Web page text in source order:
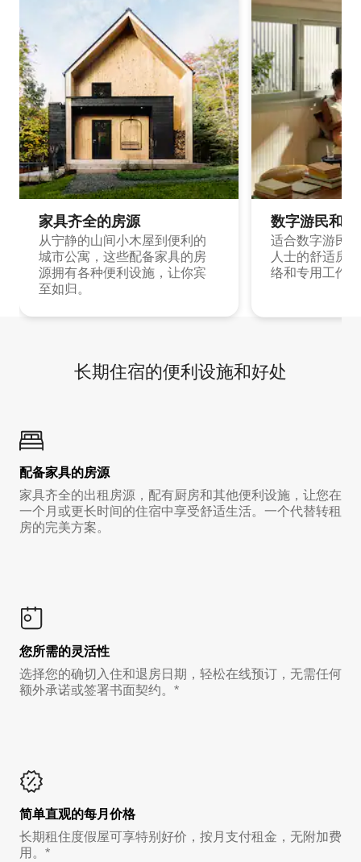
家具齐全的房源
从宁静的山间小木屋到便利的
城市公寓，这些配备家具的房
源拥有各种便利设施，让你宾
至如归。
数字游民和
适合数字游民
人士的舒适房
络和专用工作
长期住宿的便利设施和好处
配备家具的房源
家具齐全的出租房源，配有厨房和其他便利设施，让您在
一个月或更长时间的住宿中享受舒适生活。一个代替转租
房的完美方案。
您所需的灵活性
选择您的确切入住和退房日期，轻松在线预订，无需任何
额外承诺或签署书面契约。*
简单直观的每月价格
长期租住度假屋可享特别好价，按月支付租金，无附加费
用。*